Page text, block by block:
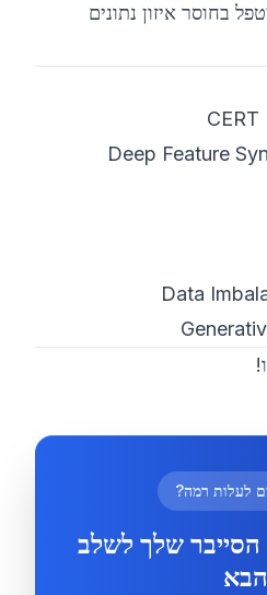
בחוסר איזון נתונים
CERT
Deep Feature
Data
לעלות רמה?
שלך לשלב
הבא